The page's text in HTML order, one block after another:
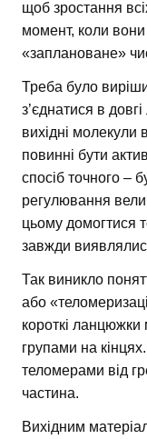
щоб зростання
момент, коли вони
«заплановане»
Треба було
з’єднатися в
вихідні молекули
повинні бути
спосіб точного –
регулювання
цьому домогтися
завжди
Так виникло
або
короткі ланцюжки
групами на
теломерами від
частина.
Вихідним